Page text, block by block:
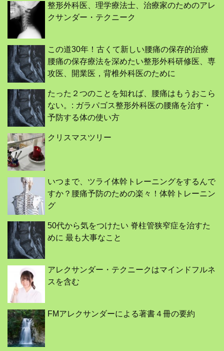
整形外科医、理学療法士、治療家のためのアレ
クサンダー・テクニーク
この道30年！古くて新しい腰痛の保存的治療
腰痛の保存療法を深めたい整形外科研修医、専
攻医、開業医，背椎外科医のために
たった２つのことを知れば、腰痛はもうおこら
ない。: ガラパゴス整形外科医の腰痛を治す・
予防する体の使い方
クリスマスツリー
いつまで、ツライ体幹トレーニングをするんで
すか？腰痛予防のための楽々！体幹トレーニン
グ
50代から気をつけたい 脊柱管狭窄症を治すた
めに 最も大事なこと
アレクサンダー・テクニークはマインドフルネ
スを含む
FMアレクサンダーによる著書４冊の要約